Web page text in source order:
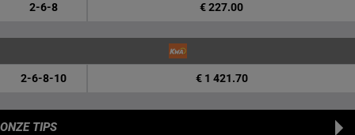
2-6-8 € 227.00
2-6-8-10 € 1 421.70
ONZE TIPS